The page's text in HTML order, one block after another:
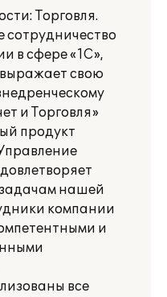
Торговля.
сотрудничество
в сфере «1С»,
свою
и Торговля»
продукт
нашей
компании
и
все